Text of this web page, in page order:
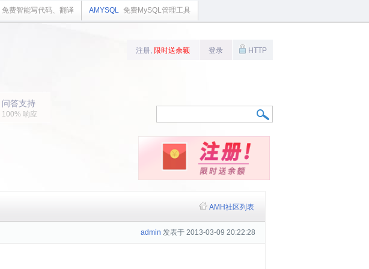
免费智能写代码、翻译 AMYSQL 免费MySQL管理工具
问答支持
100% 响应
注册, 限时送余额 登录 HTTP
AMH社区列表
admin 发表于 2013-03-09 20:22:28